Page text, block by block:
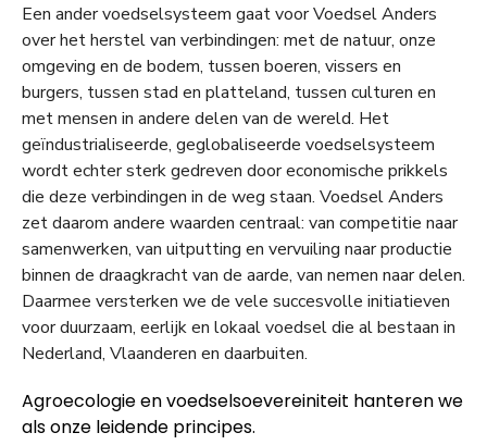
Een ander voedselsysteem gaat voor Voedsel Anders
over het herstel van verbindingen: met de natuur, onze
omgeving en de bodem, tussen boeren, vissers en
burgers, tussen stad en platteland, tussen culturen en
met mensen in andere delen van de wereld. Het
geïndustrialiseerde, geglobaliseerde voedselsysteem
wordt echter sterk gedreven door economische prikkels
die deze verbindingen in de weg staan. Voedsel Anders
zet daarom andere waarden centraal: van competitie naar
samenwerken, van uitputting en vervuiling naar productie
binnen de draagkracht van de aarde, van nemen naar delen.
Daarmee versterken we de vele succesvolle initiatieven
voor duurzaam, eerlijk en lokaal voedsel die al bestaan in
Nederland, Vlaanderen en daarbuiten.
Agroecologie en voedselsoevereiniteit hanteren we
als onze leidende principes.